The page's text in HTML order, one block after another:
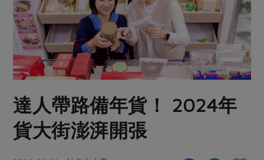
芽苗類 蕈菇類
辛香料類
奶蛋豆・五穀
蛋 乳製品
豆製品 米麵雜糧
肉品・水產
米食
麵食
肉食
海鮮
常備菜
蔬食
蛋料理
預購活動
把最好的台灣味帶回家！
防災用品預購圓滿結束
更多預購活動
綠主張
觀點文章
主婦食堂 一籃菜真心話
社內大小事 合作聯合國
產品故事 生活提案
樂齡生活 親子食育
關於合作社
關於我們
合作社組織
達人帶路備年貨！ 2024年
貨大街澎湃開張